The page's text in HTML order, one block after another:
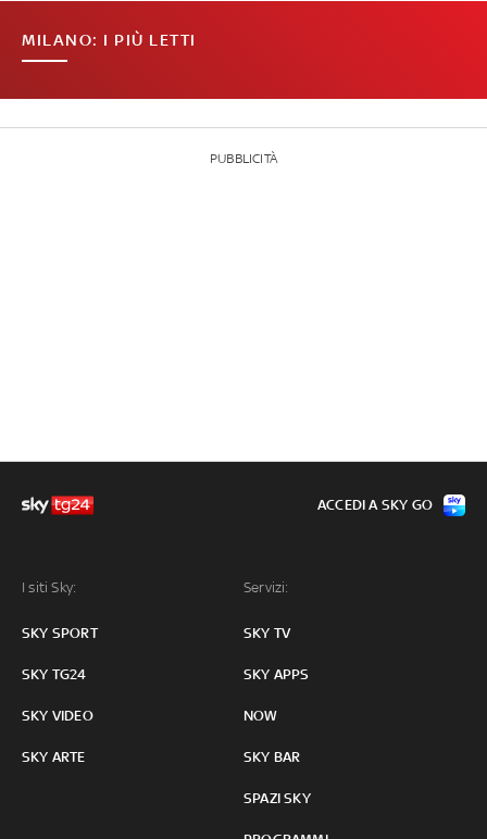
MILANO: I PIÙ LETTI
PUBBLICITÀ
I siti Sky:
SKY SPORT
SKY TG24
SKY VIDEO
SKY ARTE
Servizi:
SKY TV
SKY APPS
NOW
SKY BAR
SPAZI SKY
ACCEDI A SKY GO